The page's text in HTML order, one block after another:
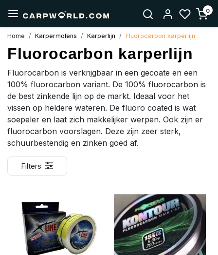
0
Home Karpermolens Karperlijn Fluorocarbon karperlijn
Fluorocarbon karperlijn
Fluorocarbon is verkrijgbaar in een gecoate en een
100% fluorocarbon variant. De 100% fluorocarbon is
de best zinkende lijn op de markt. Ideaal voor het
vissen op heldere wateren. De fluoro coated is wat
soepeler en laat zich makkelijker werpen. Ook zijn er
fluorocarbon voorslagen. Deze zijn zeer sterk,
schuurbestendig en zinken goed af.
Filters